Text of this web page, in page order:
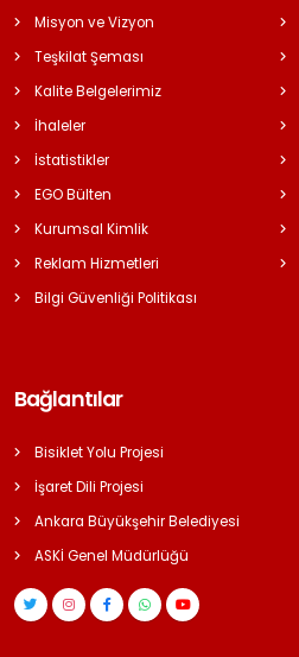
Misyon ve Vizyon
Teşkilat Şeması
Kalite Belgelerimiz
İhaleler
İstatistikler
EGO Bülten
Kurumsal Kimlik
Reklam Hizmetleri
Bilgi Güvenliği Politikası
Bağlantılar
Bisiklet Yolu Projesi
İşaret Dili Projesi
Ankara Büyükşehir Belediyesi
ASKİ Genel Müdürlüğü